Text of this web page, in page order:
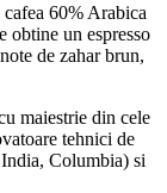
cafea 60% Arabica
obtine un espresso
de zahar brun,
maiestrie din cele
tehnici de
Columbia) si